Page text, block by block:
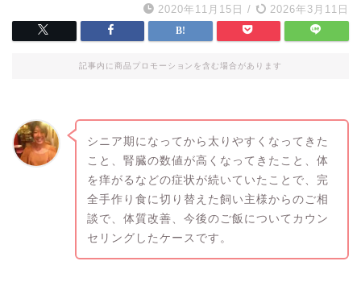
2020年11月15日 / 2026年3月11日
記事内に商品プロモーションを含む場合があります
シニア期になってから太りやすくなってきた
こと、腎臓の数値が高くなってきたこと、体
を痒がるなどの症状が続いていたことで、完
全手作り食に切り替えた飼い主様からのご相
談で、体質改善、今後のご飯についてカウン
セリングしたケースです。